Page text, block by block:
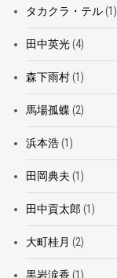
タカクラ・テル(1)
田中英光(4)
森下雨村(1)
馬場孤蝶 (2)
浜本浩(1)
田岡典夫 (1)
田中貢太郎 (1)
大町桂月 (2)
黒岩涙香(1)